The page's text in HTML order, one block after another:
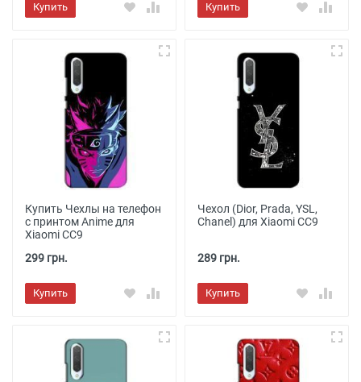
Купить Купить
Купить Чехлы на телефон
с принтом Anime для
Xiaomi CC9
299 грн.
Купить
Чехол (Dior, Prada, YSL,
Chanel) для Xiaomi CC9
289 грн.
Купить